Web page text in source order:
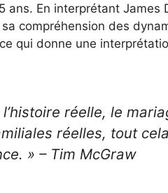
ans. En interprétant James
compréhension des
qui donne une
réelle, le
réelles, tout
» – Tim McGraw